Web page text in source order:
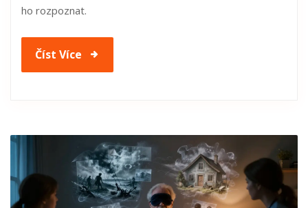
ho rozpoznat.
Číst Více